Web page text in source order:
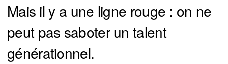
Mais il y a une ligne rouge : on ne
peut pas saboter un talent
générationnel.